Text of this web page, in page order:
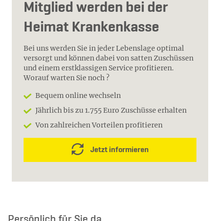
Mitglied werden bei der
Heimat Krankenkasse
Bei uns werden Sie in jeder Lebenslage optimal
versorgt und können dabei von satten Zuschüssen
und einem erstklassigen Service profitieren.
Worauf warten Sie noch ?
Bequem online wechseln
Jährlich bis zu 1.755 Euro Zuschüsse erhalten
Von zahlreichen Vorteilen profitieren
Jetzt informieren